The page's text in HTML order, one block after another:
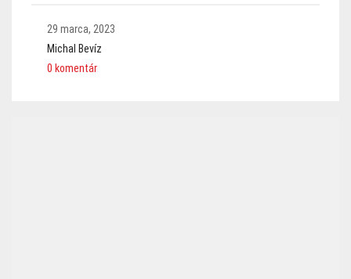
29 marca, 2023
Michal Bevíz
0 komentár